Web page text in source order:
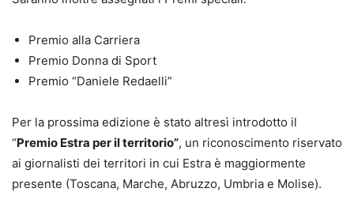
Premio alla Carriera
Premio Donna di Sport
Premio “Daniele Redaelli”
Per la prossima edizione è stato altresì introdotto il
“Premio Estra per il territorio”, un riconoscimento riservato
ai giornalisti dei territori in cui Estra è maggiormente
presente (Toscana, Marche, Abruzzo, Umbria e Molise).